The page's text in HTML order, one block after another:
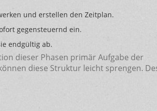
und erstellen den Zeitplan.
gegensteuernd ein.
endgültig ab.
dieser Phasen primär Aufgabe der
diese Struktur leicht sprengen.